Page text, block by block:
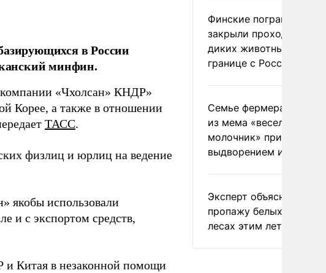
в России
минфин.
«Чхолсан» КНДР»
Корее, а также в отношении
ТАСС.
физлиц и юрлиц на ведение
якобы использовали
и с экспортом средств,
и Китая в незаконной помощи
Финские пограничники
закрыли проходы для
диких животных на
границе с Россией
Семье фермера
из мема «веселый
молочник» пригрозили
выдворением из
Эксперт объяснил
пропажу белых грибов
лесах этим летом